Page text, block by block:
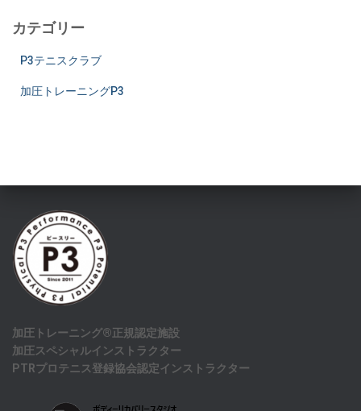
カテゴリー
P3テニスクラブ
加圧トレーニングP3
加圧トレーニング®正規認定施設
加圧スペシャルインストラクター
PTRプロテニス登録協会認定インストラクター